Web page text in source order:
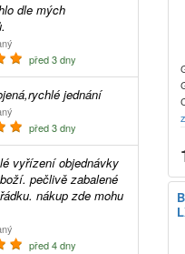
před 3 dny
jednání
před 3 dny
pečlivě zabalené
nákup zde mohu
před 4 dny